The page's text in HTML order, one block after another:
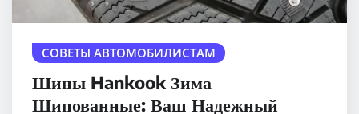
СОВЕТЫ АВТОМОБИЛИСТАМ
Шины Hankook Зима
Шипованные: Ваш Надежный